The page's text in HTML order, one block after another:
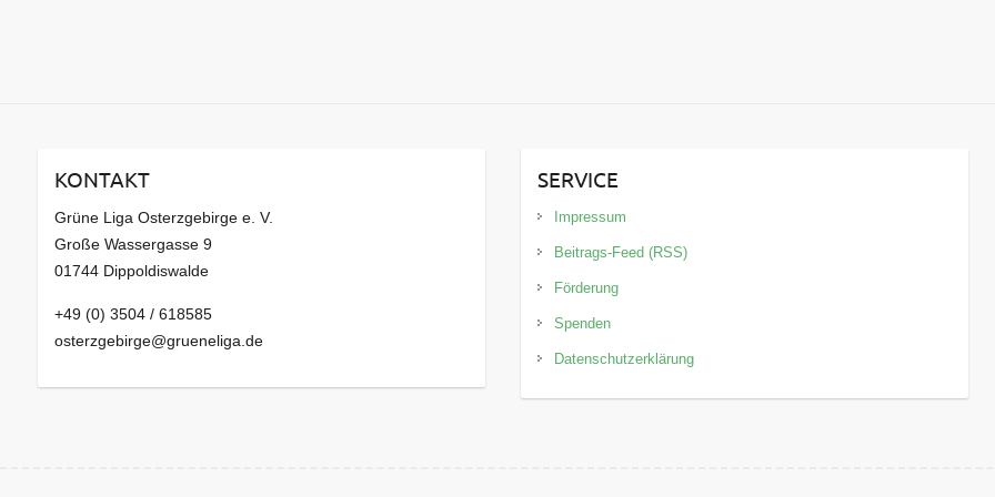
KONTAKT
Grüne Liga Osterzgebirge e. V.
Große Wassergasse 9
01744 Dippoldiswalde
+49 (0) 3504 / 618585
osterzgebirge@grueneliga.de
SERVICE
Impressum
Beitrags-Feed (RSS)
Förderung
Spenden
Datenschutzerklärung